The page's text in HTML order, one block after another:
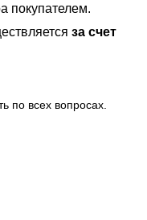
покупателем.
за счет
по всех вопросах.